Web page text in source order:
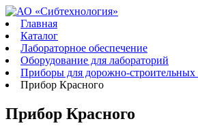
Главная
Каталог
Лабораторное обеспечение
Оборудование для лабораторий
Приборы для дорожно-строительных
Прибор Красного
Прибор Красного